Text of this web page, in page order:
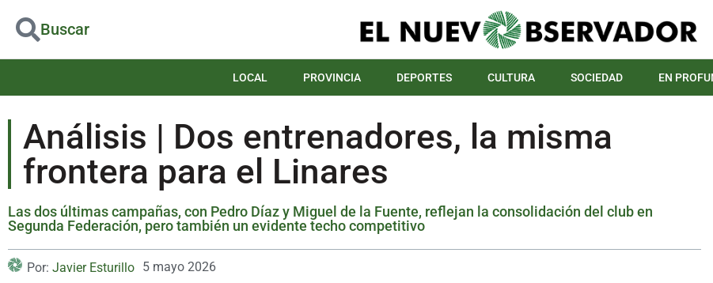
Buscar
LOCAL PROVINCIA DEPORTES CULTURA SOCIEDAD EN
Análisis | Dos entrenadores, la misma
frontera para el Linares
Las dos últimas campañas, con Pedro Díaz y Miguel de la Fuente, reflejan la consolidación del club en
Segunda Federación, pero también un evidente techo competitivo
Por: Javier Esturillo 5 mayo 2026